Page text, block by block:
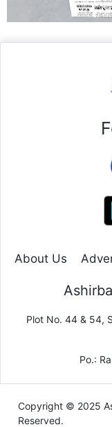
About Us
Plot No. 44 & 54,
Po.:
Copyright © 2025
Reserved.